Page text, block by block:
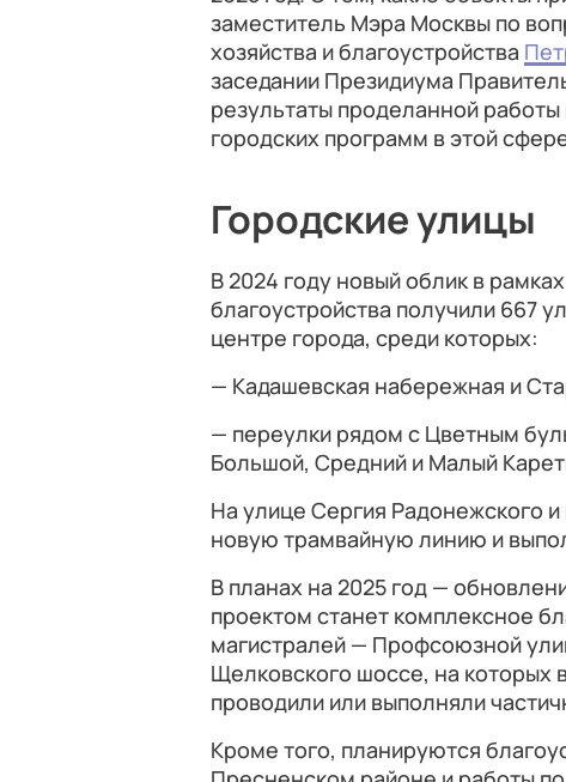
заместитель Мэра Москвы по
хозяйства и благоустройства
заседании Президиума
результаты проделанной
городских программ в этой
Городские улицы
В 2024 году новый облик в
благоустройства получили 667
центре города, среди которых:
— Кадашевская набережная и
— переулки рядом с Цветным
Большой, Средний и Малый
На улице Сергия Радонежского
новую трамвайную линию и
В планах на 2025 год —
проектом станет комплексное
магистралей — Профсоюзной
Щелковского шоссе, на которых
проводили или выполняли
Кроме того, планируются